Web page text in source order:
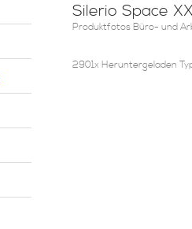
Silerio Space
Produktfotos Büro- und
2901x Heruntergeladen